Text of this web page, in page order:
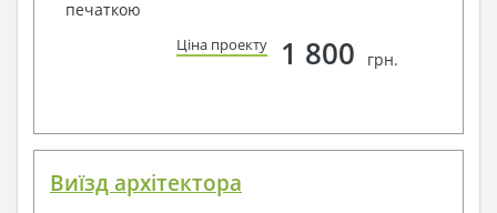
печаткою
Ціна проекту 1 800 грн.
Виїзд архітектора